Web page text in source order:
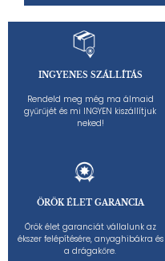
INGYENES SZÁLLÍTÁS
Rendeld meg még ma álmaid
gyűrűjét és mi INGYEN kiszállítjuk
neked!
ÖRÖK ÉLET GARANCIA
Örök élet garanciát vállalunk az
ékszer felépítésére, anyaghibákra és
a drágakőre.